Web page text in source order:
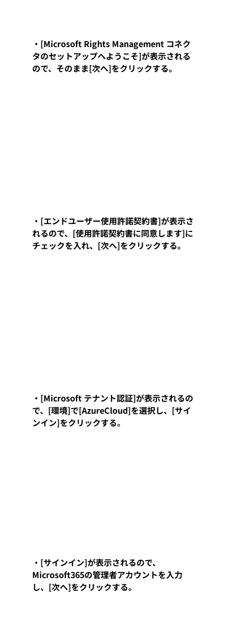
・[Microsoft Rights Management コネク
タのセットアップへようこそ]が表示される
ので、そのまま[次へ]をクリックする。
・[エンドユーザー使用許諾契約書]が表示さ
れるので、[使用許諾契約書に同意します]に
チェックを入れ、[次へ]をクリックする。
・[Microsoft テナント認証]が表示されるの
で、[環境]で[AzureCloud]を選択し、[サイ
ンイン]をクリックする。
・[サインイン]が表示されるので、
Microsoft365の管理者アカウントを入力
し、[次へ]をクリックする。